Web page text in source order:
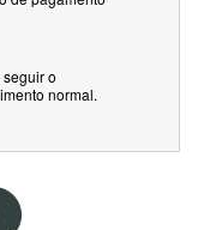
o
normal.